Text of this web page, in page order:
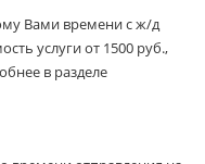
Вами времени с ж/д
услуги от 1500 руб.,
в разделе